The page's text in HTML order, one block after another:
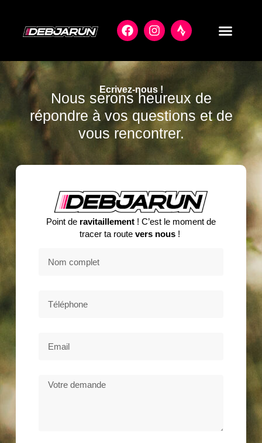
Point de ravitaillement ! C’est le moment de
tracer ta route vers nous !
Ecrivez-nous !
Nous serons heureux de
répondre à vos questions et de
vous rencontrer.